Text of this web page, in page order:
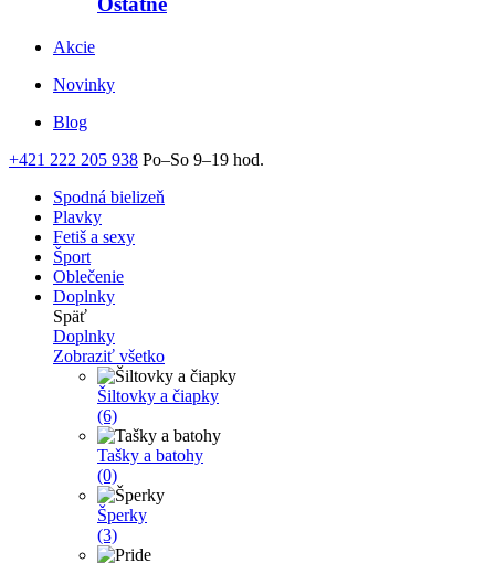
Akcie
Novinky
Blog
+421 222 205 938 Po–So 9–19 hod.
Spodná bielizeň
Plavky
Fetiš a sexy
Šport
Oblečenie
Doplnky
Späť
Doplnky
Zobraziť všetko
Šiltovky a čiapky
(6)
Tašky a batohy
(0)
Šperky
(3)